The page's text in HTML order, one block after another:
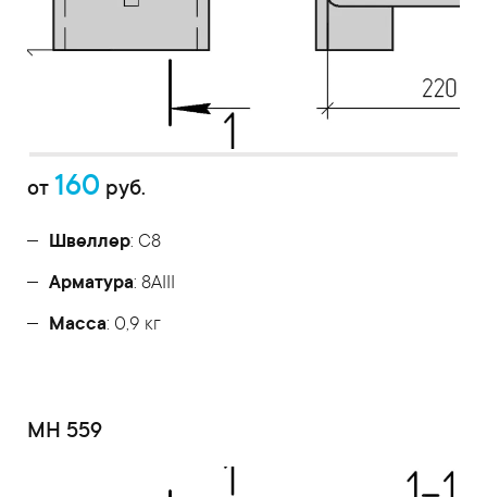
от 160 руб.
Швеллер: С8
Арматура: 8AIII
Масса: 0,9 кг
МН 559